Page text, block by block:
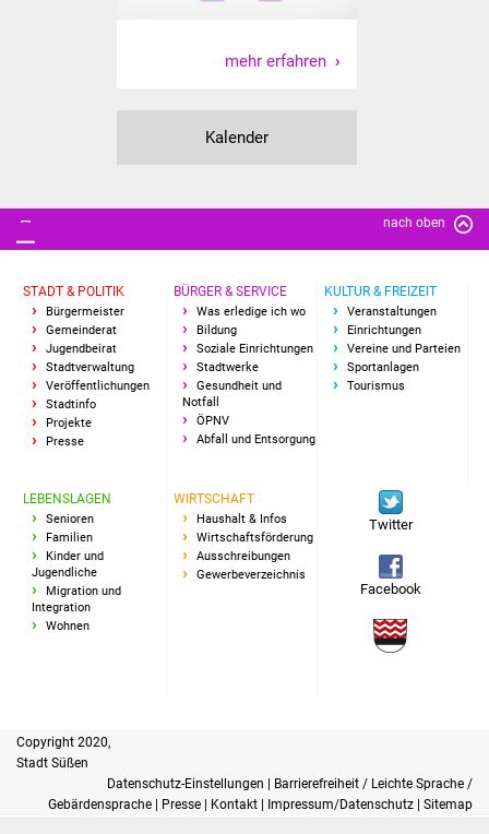
Pflegeheim
Kinder und Jugendliche
Migration und Integration
Freundeskreis Asyl
Bauen in Süßen
Wohnimmobilien +
Gewerbeimmobilien
mehr erfahren
Kalender
nach oben
STADT & POLITIK
Bürgermeister
Gemeinderat
Jugendbeirat
Stadtverwaltung
Veröffentlichungen
Stadtinfo
Projekte
Presse
BÜRGER & SERVICE
Was erledige ich wo
Bildung
Soziale Einrichtungen
Stadtwerke
Gesundheit und
Notfall
ÖPNV
Abfall und Entsorgung
KULTUR & FREIZEIT
Veranstaltungen
Einrichtungen
Vereine und Parteien
Sportanlagen
Tourismus
LEBENSLAGEN
Senioren
Familien
Kinder und
Jugendliche
Migration und
Integration
Wohnen
WIRTSCHAFT
Haushalt & Infos
Wirtschaftsförderung
Ausschreibungen
Gewerbeverzeichnis
Twitter
Facebook
Copyright 2020,
Stadt Süßen
Datenschutz-Einstellungen
Barrierefreiheit / Leichte Sprache /
Gebärdensprache
Presse Kontakt Impressum/Datenschutz Sitemap